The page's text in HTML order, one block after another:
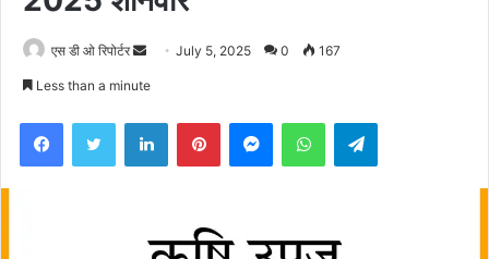
एस डी ओ रिपोर्टर
Send July 5, 2025 0 167
Less than a minute
FacebookTwitter LinkedInPinterestMessengerWhatsAppTelegram